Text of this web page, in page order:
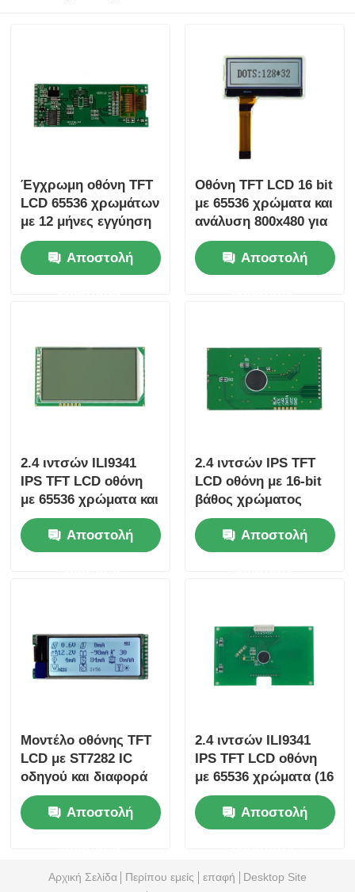
Έγχρωμη οθόνη TFT
LCD 65536 χρωμάτων
με 12 μήνες εγγύηση
και μέγεθος LCD
105.5mm*67.2mm*3.0
mm για βιομηχανικές
Αποστολή
Οθόνη TFT LCD 16 bit
με 65536 χρώματα και
ανάλυση 800x480 για
ταμπλό αυτοκινήτων
και διεπαφές ελέγχου
Αποστολή
2.4 ιντσών ILI9341
IPS TFT LCD οθόνη
με 65536 χρώματα και
12μηνη εγγύηση για
ενσωματωμένα
συστήματα
Αποστολή
2.4 ιντσών IPS TFT
LCD οθόνη με 16-bit
βάθος χρώματος
105,5mm * 67,2mm *
3,0mm Μέγεθος και
αναλογία αντίθεσης
Αποστολή
Μοντέλο οθόνης TFT
LCD με ST7282 IC
οδηγού και διαφορά
μεταξύ των
εικονοστοιχείων
0,1905 mm × 0,0635
Αποστολή
2.4 ιντσών ILI9341
IPS TFT LCD οθόνη
με 65536 χρώματα (16
Bit) και υψηλή
αναλογία αντίθεσης
(800:1 έως 1000:1) για
Αποστολή
Αρχική Σελίδα Περίπου εμείς επαφή
Desktop Site